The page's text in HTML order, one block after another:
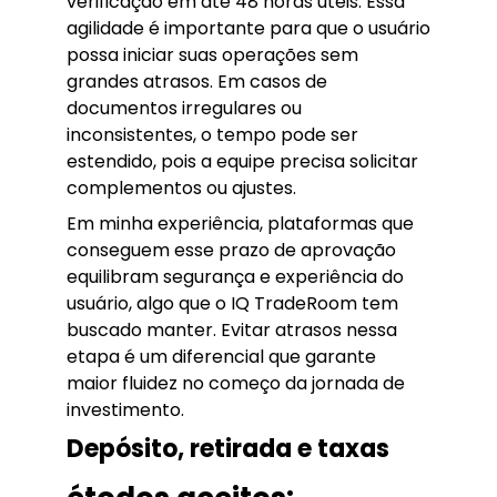
agilidade é importante para que o usuário
possa iniciar suas operações sem
grandes atrasos. Em casos de
documentos irregulares ou
inconsistentes, o tempo pode ser
estendido, pois a equipe precisa solicitar
complementos ou ajustes.
Em minha experiência, plataformas que
conseguem esse prazo de aprovação
equilibram segurança e experiência do
usuário, algo que o IQ TradeRoom tem
buscado manter. Evitar atrasos nessa
etapa é um diferencial que garante
maior fluidez no começo da jornada de
investimento.
Depósito, retirada e taxas